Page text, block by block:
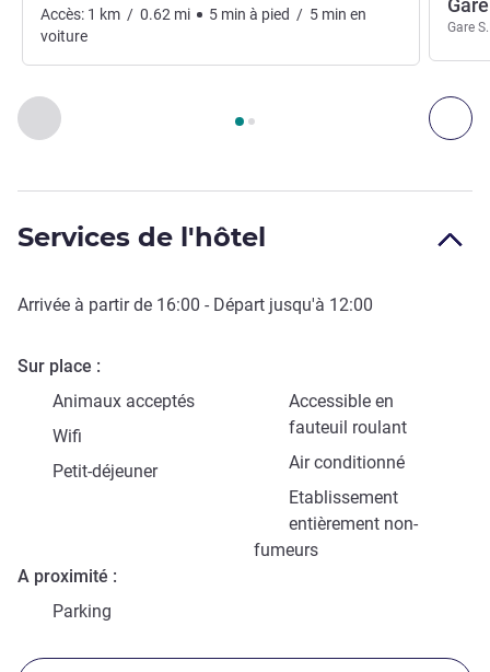
Précédent - Accès & Transport
Page , Accès & Transport 1 :, Accès & Transport 2 :
Accès: 1 km / 0.62 mi 5 min à pied / 5 min en
voiture
Gare
Services de l'hôtel
Arrivée à partir de 16:00 - Départ jusqu'à 12:00
Sur place
Animaux acceptés
Accessible en
fauteuil roulant
Wifi
Air conditionné
Petit-déjeuner
Etablissement
entièrement non-
fumeurs
A proximité
Parking